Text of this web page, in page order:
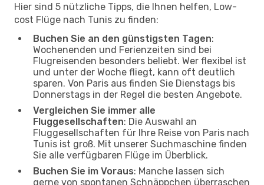
Hier sind 5 nützliche Tipps, die Ihnen helfen, Low-
cost Flüge nach Tunis zu finden:
Buchen Sie an den günstigsten Tagen:
Wochenenden und Ferienzeiten sind bei
Flugreisenden besonders beliebt. Wer flexibel ist
und unter der Woche fliegt, kann oft deutlich
sparen. Von Paris aus finden Sie Dienstags bis
Donnerstags in der Regel die besten Angebote.
Vergleichen Sie immer alle
Fluggesellschaften: Die Auswahl an
Fluggesellschaften für Ihre Reise von Paris nach
Tunis ist groß. Mit unserer Suchmaschine finden
Sie alle verfügbaren Flüge im Überblick.
Buchen Sie im Voraus: Manche lassen sich
gerne von spontanen Schnäppchen überraschen